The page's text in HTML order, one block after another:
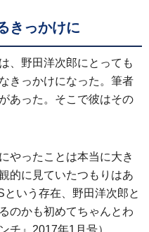
きっかけに
、野田洋次郎にとっても
きっかけになった。筆者
あった。そこで彼はその
やったことは本当に大き
的に見ていたつもりはあ
いう存在、野田洋次郎と
のかも初めてちゃんとわ
チ』2017年1月号）